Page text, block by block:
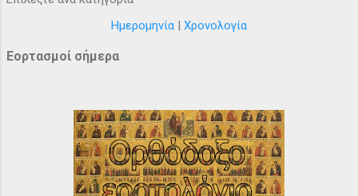
Ημερομηνία | Χρονολογία
Εορτασμοί σήμερα